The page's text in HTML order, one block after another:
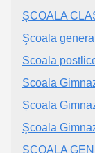
ŞCOALA
Şcoala
Scoala
Scoala
Școala
Şcoala
ŞCOALA